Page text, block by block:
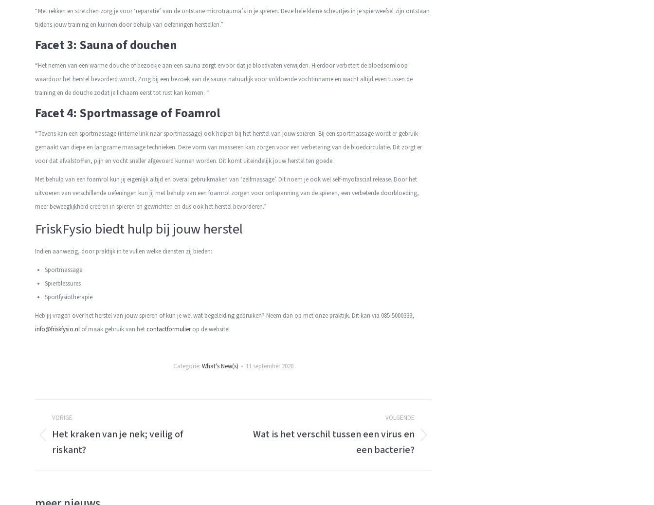
“Met rekken en stretchen zorg je voor ‘reparatie’ van de ontstane microtrauma’s in je spieren. Deze hele kleine scheurtjes in je spierweefsel zijn ontstaan
tijdens jouw training en kunnen door behulp van oefeningen herstellen.”
Facet 3: Sauna of douchen
“Het nemen van een warme douche of bezoekje aan een sauna zorgt ervoor dat je bloedvaten verwijden. Hierdoor verbetert de bloedsomloop
waardoor het herstel bevorderd wordt. Zorg bij een bezoek aan de sauna natuurlijk voor voldoende vochtinname en wacht altijd even tussen de
training en de douche zodat je lichaam eerst tot rust kan komen. “
Facet 4: Sportmassage of Foamrol
“Tevens kan een sportmassage (interne link naar sportmassage) ook helpen bij het herstel van jouw spieren. Bij een sportmassage wordt er gebruik
gemaakt van diepe en langzame massage technieken. Deze vorm van masseren kan zorgen voor een verbetering van de bloedcirculatie. Dit zorgt er
voor dat afvalstoffen, pijn en vocht sneller afgevoerd kunnen worden. Dit komt uiteindelijk jouw herstel ten goede.
Met behulp van een foamrol kun jij eigenlijk altijd en overal gebruikmaken van ‘zelfmassage’. Dit noem je ook wel self-myofascial release. Door het
uitvoeren van verschillende oefeningen kun jij met behulp van een foamrol zorgen voor ontspanning van de spieren, een verbeterde doorbloeding,
meer beweeglijkheid creëren in spieren en gewrichten en dus ook het herstel bevorderen.”
FriskFysio biedt hulp bij jouw herstel
Indien aanwezig, door praktijk in te vullen welke diensten zij bieden:
Sportmassage
Spierblessures
Sportfysiotherapie
Heb jij vragen over het herstel van jouw spieren of kun je wel wat begeleiding gebruiken? Neem dan op met onze praktijk. Dit kan via 085-5000333,
info@friskfysio.nl of maak gebruik van het contactformulierop de website!
Categorie: What's New(s) 11 september 2020
VORIGE
bericht:
Het kraken van je nek; veilig of
riskant?
VOLGENDE
Wat is het verschil tussen een virus en
een bacterie?